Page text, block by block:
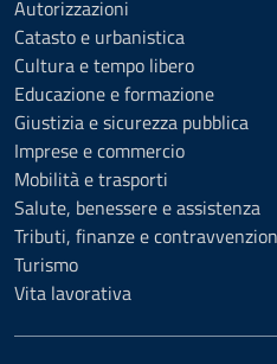
Autorizzazioni
Catasto e urbanistica
Cultura e tempo libero
Educazione e formazione
Giustizia e sicurezza pubblica
Imprese e commercio
Mobilità e trasporti
Salute, benessere e assistenza
Tributi, finanze e
Turismo
Vita lavorativa